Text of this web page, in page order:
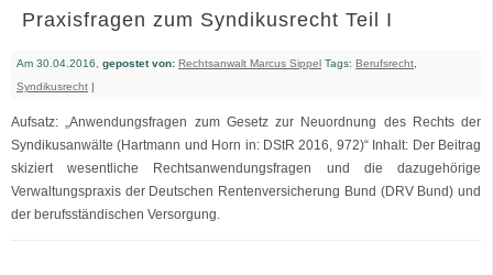
Praxisfragen zum Syndikusrecht Teil I
Am 30.04.2016, gepostet von: Rechtsanwalt Marcus Sippel Tags: Berufsrecht
Syndikusrecht |
Aufsatz: „Anwendungsfragen zum Gesetz zur Neuordnung des Rechts der
Syndikusanwälte (Hartmann und Horn in: DStR 2016, 972)“ Inhalt: Der Beitrag
skiziert wesentliche Rechtsanwendungsfragen und die dazugehörige
Verwaltungspraxis der Deutschen Rentenversicherung Bund (DRV Bund) und
der berufsständischen Versorgung.